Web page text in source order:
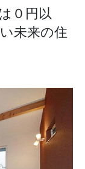
０円以
未来の住